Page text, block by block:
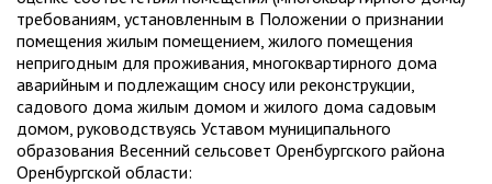
требованиям, установленным в Положении о признании
помещения жилым помещением, жилого помещения
непригодным для проживания, многоквартирного дома
аварийным и подлежащим сносу или реконструкции,
садового дома жилым домом и жилого дома садовым
домом, руководствуясь Уставом муниципального
образования Весенний сельсовет Оренбургского района
Оренбургской области: